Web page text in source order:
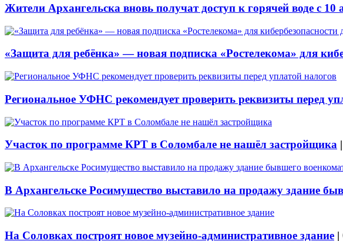
Жители Архангельска вновь получат доступ к горячей воде с 10
«Защита для ребёнка» — новая подписка «Ростелекома» для
Региональное УФНС рекомендует проверить реквизиты перед
Участок по программе КРТ в Соломбале не нашёл застройщика |
В Архангельске Росимущество выставило на продажу здание
На Соловках построят новое музейно-административное здание |